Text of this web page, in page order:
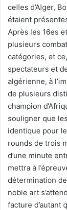
celles d’Alger,
étaient
Après les 16es
plusieurs
catégories, et
spectateurs et
algérienne, à
de plusieurs
champion
souligner que
identique pour
rounds de trois
d’une minute
mettra à
détermination
noble art
facture d’autant